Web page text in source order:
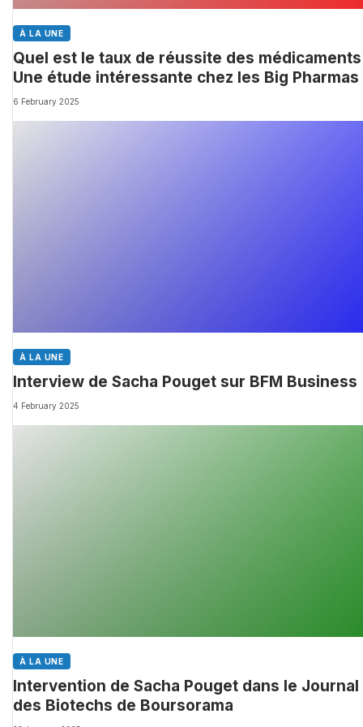
À LA UNE
Quel est le taux de réussite des
Une étude intéressante chez les Big Pharmas
6 February 2025
À LA UNE
Interview de Sacha Pouget sur BFM Business
4 February 2025
À LA UNE
Intervention de Sacha Pouget dans le Journal
des Biotechs de Boursorama